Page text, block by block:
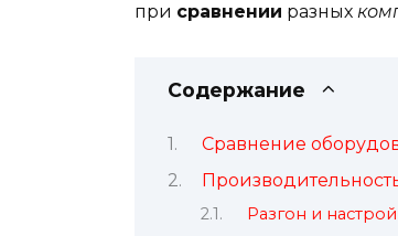
при сравнении разных
Содержание
Сравнение
Разгон и